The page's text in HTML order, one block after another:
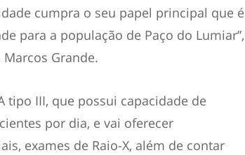
cumpra o seu papel principal que é
para a população de Paço do Lumiar”,
Grande.
tipo III, que possui capacidade de
por dia, e vai oferecer
exames de Raio-X, além de contar